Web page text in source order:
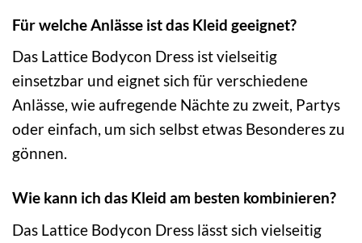
Für welche Anlässe ist das Kleid geeignet?
Das Lattice Bodycon Dress ist vielseitig
einsetzbar und eignet sich für verschiedene
Anlässe, wie aufregende Nächte zu zweit, Partys
oder einfach, um sich selbst etwas Besonderes zu
gönnen.
Wie kann ich das Kleid am besten kombinieren?
Das Lattice Bodycon Dress lässt sich vielseitig